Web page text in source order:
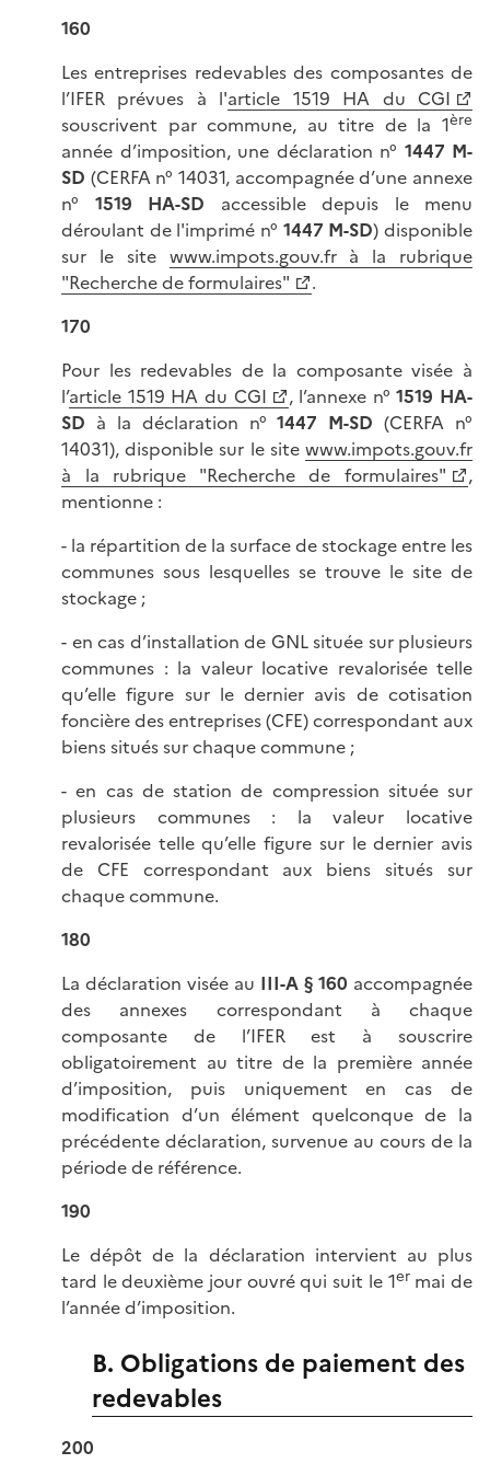
160
Les entreprises redevables des composantes de
l’IFER prévues à l'article 1519 HA du CGI
souscrivent par commune, au titre de la 1ère
année d’imposition, une déclaration n° 1447 M-
SD (CERFA n° 14031, accompagnée d’une annexe
n° 1519 HA-SD accessible depuis le menu
déroulant de l'imprimé n° 1447 M-SD) disponible
sur le site www.impots.gouv.fr à la rubrique
"Recherche de formulaires"
.
170
Pour les redevables de la composante visée à
l’article 1519 HA du CGI , l’annexe n°1519 HA-
SD à la déclaration n°1447 M-SD (CERFA n°
14031), disponible sur le site www.impots.gouv.fr
à la rubrique "Recherche de formulaires"
,
mentionne :
- la répartition de la surface de stockage entre les
communes sous lesquelles se trouve le site de
stockage ;
- en cas d’installation de GNL située sur plusieurs
communes : la valeur locative revalorisée telle
qu’elle figure sur le dernier avis de cotisation
foncière des entreprises (CFE) correspondant aux
biens situés sur chaque commune ;
- en cas de station de compression située sur
plusieurs communes : la valeur locative
revalorisée telle qu’elle figure sur le dernier avis
de CFE correspondant aux biens situés sur
chaque commune.
180
La déclaration visée au III-A § 160 accompagnée
des annexes correspondant à chaque
composante de l’IFER est à souscrire
obligatoirement au titre de la première année
d’imposition, puis uniquement en cas de
modification d’un élément quelconque de la
précédente déclaration, survenue au cours de la
période de référence.
190
Le dépôt de la déclaration intervient au plus
tard le deuxième jour ouvré qui suit le 1er mai de
l’année d’imposition.
B. Obligations de paiement des
redevables
200